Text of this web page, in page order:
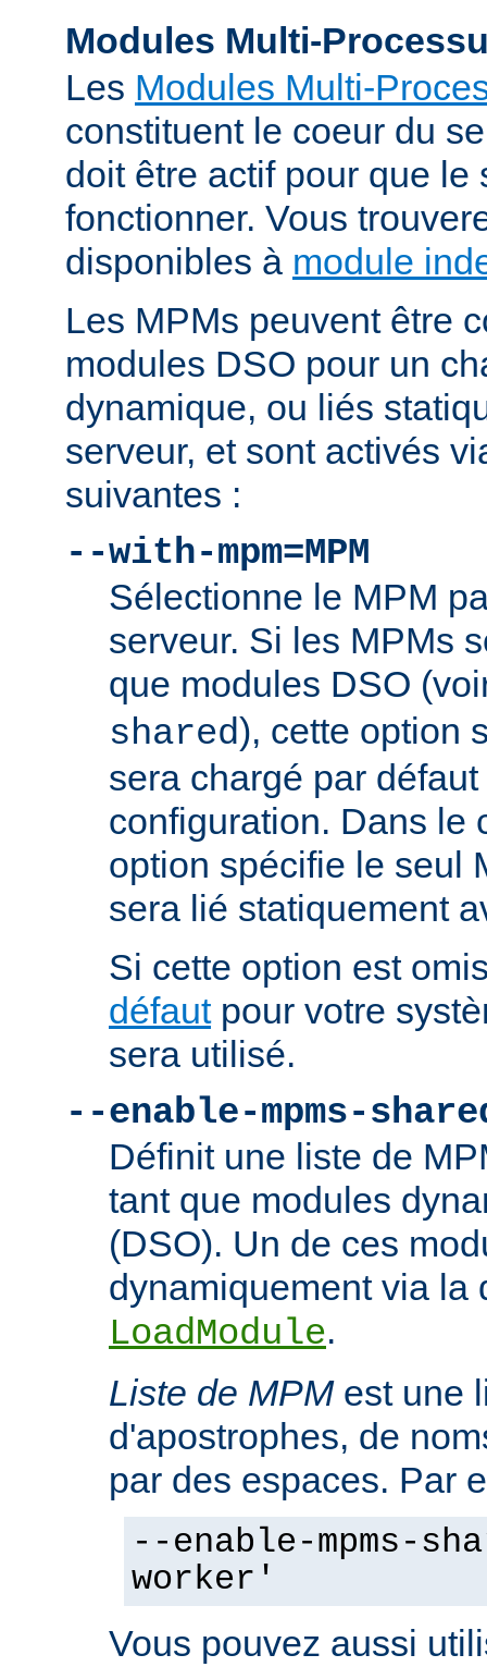
Modules Multi-
Les Modules Multi-
constituent le coeur du
doit être actif pour que le
fonctionner. Vous
disponibles à module
Les MPMs peuvent être
modules DSO pour un
dynamique, ou liés
serveur, et sont activés
suivantes :
--with-mpm=MPM
Sélectionne le MPM
serveur. Si les MPMs
que modules DSO
shared), cette option
sera chargé par
configuration. Dans le
option spécifie le seul
sera lié statiquement
Si cette option est
défautpour votre
sera utilisé.
--enable-mpms-
Définit une liste de
tant que modules
(DSO). Un de ces
dynamiquement via la
LoadModule.
Liste de MPMest une
d'apostrophes, de
par des espaces. Par
--enable-mpms-
worker'
Vous pouvez aussi